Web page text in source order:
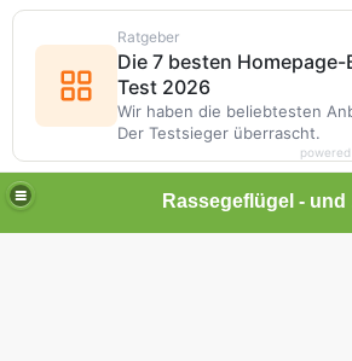
Ratgeber
Die 7 besten
Test 2026
Wir haben die beliebtesten
Der Testsieger überrascht.